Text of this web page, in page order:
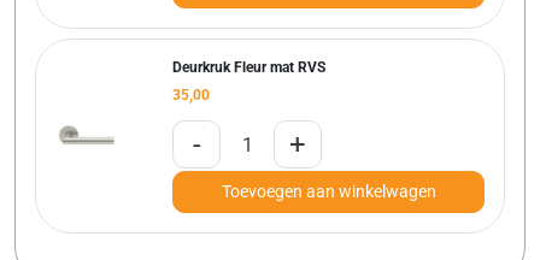
Deurkruk Fleur mat RVS
35,00
- +
Toevoegen aan winkelwagen